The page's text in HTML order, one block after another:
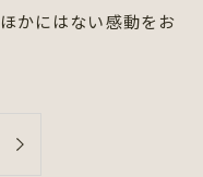
ほかにはない感動をお